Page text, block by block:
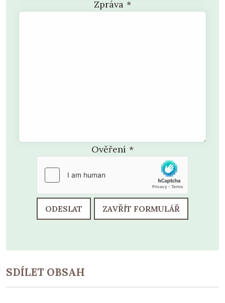
Zpráva *
Ověření *
ODESLAT ZAVŘÍT FORMULÁŘ
SDÍLET OBSAH